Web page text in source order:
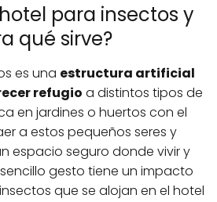
para insectos y
qué sirve?
es una estructura artificial
refugio a distintos tipos de
en jardines o huertos con el
a estos pequeños seres y
espacio seguro donde vivir y
gesto tiene un impacto
que se alojan en el hotel